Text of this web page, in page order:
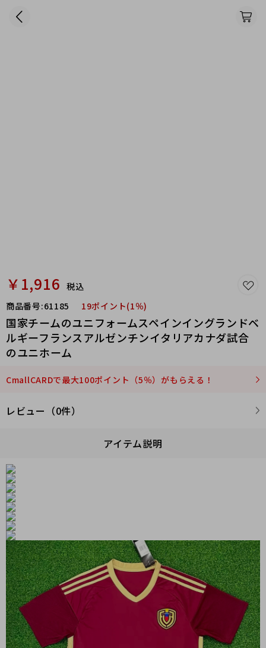
￥1,916 税込
商品番号:61185 19ポイント(1％)
国家チームのユニフォームスペインイングランドベ
ルギーフランスアルゼンチンイタリアカナダ試合
のユニホーム
CmallCARDで最大100ポイント（5％）がもらえる！
レビュー（0件）
アイテム説明